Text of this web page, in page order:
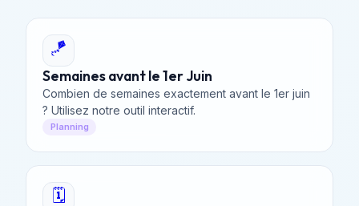
🪁
Semaines avant le 1er Juin
Combien de semaines exactement avant le 1er juin
? Utilisez notre outil interactif.
Planning
🗓️